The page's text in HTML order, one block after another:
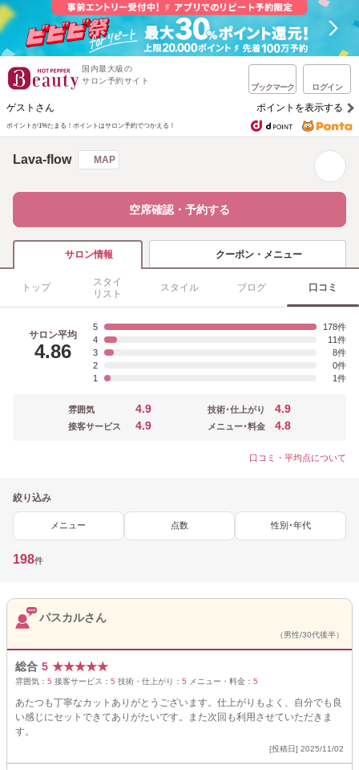
国内最大級の
サロン予約サイト
ブックマーク ログイン
ゲストさん ポイントを表示する
ポイントが1%たまる！ ポイントはサロン予約でつかえる！
Lava-flow MAP
空席確認・予約する
サロン情報 クーポン・メニュー
トップ
スタイ
リスト
スタイル ブログ 口コミ
サロン平均
4.86
5
178
4
11
3
8
2
0
1
1
雰囲気 4.9
接客サービス 4.9
技術･仕上がり 4.9
メニュー･料金 4.8
口コミ・平均点について
絞り込み
メニュー 点数 性別･年代
198件
パスカルさん
（男性/30代後半）
総合 5 ★★★★★
雰囲気： 5 接客サービス： 5 技術・仕上がり： 5 メニュー・料金： 5
あたつも丁寧なカットありがとうございます。仕上がりもよく、自分でも良
い感じにセットできてありがたいです。また次回も利用させていただきま
す。
[投稿日] 2025/11/02